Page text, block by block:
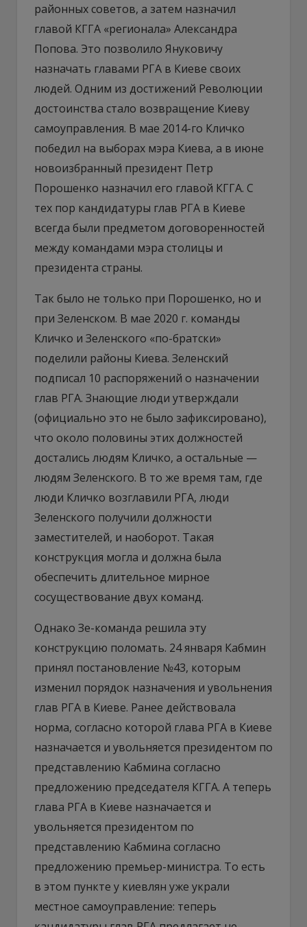
районных советов, а затем назначил
главой КГГА «регионала» Александра
Попова. Это позволило Януковичу
назначать главами РГА в Киеве своих
людей. Одним из достижений Революции
достоинства стало возвращение Киеву
самоуправления. В мае 2014-го Кличко
победил на выборах мэра Киева, а в июне
новоизбранный президент Петр
Порошенко назначил его главой КГГА. С
тех пор кандидатуры глав РГА в Киеве
всегда были предметом договоренностей
между командами мэра столицы и
президента страны.
Так было не только при Порошенко, но и
при Зеленском. В мае 2020 г. команды
Кличко и Зеленского «по-братски»
поделили районы Киева. Зеленский
подписал 10 распоряжений о назначении
глав РГА. Знающие люди утверждали
(официально это не было зафиксировано),
что около половины этих должностей
достались людям Кличко, а остальные —
людям Зеленского. В то же время там, где
люди Кличко возглавили РГА, люди
Зеленского получили должности
заместителей, и наоборот. Такая
конструкция могла и должна была
обеспечить длительное мирное
сосуществование двух команд.
Однако Зе-команда решила эту
конструкцию поломать. 24 января Кабмин
принял постановление №43, которым
изменил порядок назначения и увольнения
глав РГА в Киеве. Ранее действовала
норма, согласно которой глава РГА в Киеве
назначается и увольняется президентом по
представлению Кабмина согласно
предложению председателя КГГА. А теперь
глава РГА в Киеве назначается и
увольняется президентом по
представлению Кабмина согласно
предложению премьер-министра. То есть
в этом пункте у киевлян уже украли
местное самоуправление: теперь